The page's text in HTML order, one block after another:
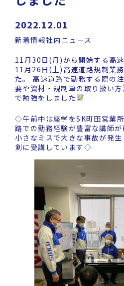
2022.12.01
新着情報社内ニュース
11月30日(月)から開始する高
11月26日(土)高速道路規制業
た。 高速道路で勤務する際の
要や資材・規制車の取り扱い
で勉強をしました
◇午前中は座学をSK町田営業
路での勤務経験が豊富な講師が
小さなミスで大きな事故が発
剣に受講しています◇